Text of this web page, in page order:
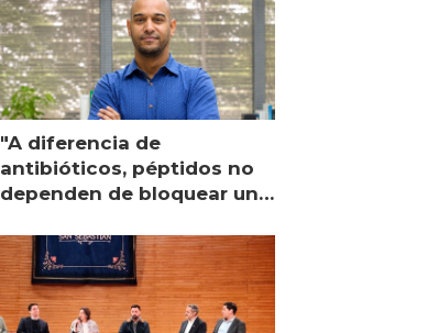
"A diferencia de
antibióticos, péptidos no
dependen de bloquear una